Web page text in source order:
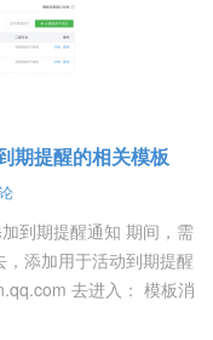
期提醒的相关模板
到期提醒通知 期间，需
添加用于活动到期提醒
去进入： 模板消